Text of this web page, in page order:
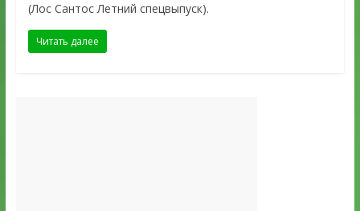
(Лос Сантос Летний спецвыпуск).
Читать далее